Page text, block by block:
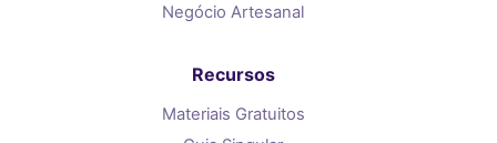
Negócio Artesanal
Recursos
Materiais Gratuitos